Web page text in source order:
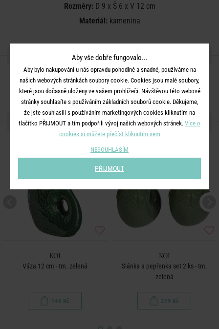
Rozměry:D 9 x Š 6 x V 12 cm
Materiál:kamenina
SDÍLEJTE S PŘÁTELI
DALŠÍ PRODUKTY ZE SÉRIE
KOI
Váza 12 cm - tm. zelená
149 Kč
KOI
Slánka a pepřenka set 2 ks - tm.
zelená
279 Kč
Aby vše dobře fungovalo...
Aby bylo nakupování u nás opravdu pohodlné a snadné, používáme na
našich webových stránkách soubory cookie. Cookies jsou malé soubory,
které jsou dočasně uloženy ve vašem prohlížeči. Návštěvou této webové
stránky souhlasíte s používáním základních souborů cookie. Děkujeme,
že jste souhlasili s používáním marketingových cookies kliknutím na
tlačítko PŘIJMOUT a tím podpořili vývoj našich webových stránek. Více o
cookies si můžete přečíst kliknutím sem
NESOUHLASÍM
PŘIJMOUT